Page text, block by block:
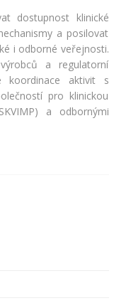
dostupnost klinické
a posilovat
i odborné veřejnosti.
a regulatorní
koordinace aktivit s
pro klinickou
a odbornými